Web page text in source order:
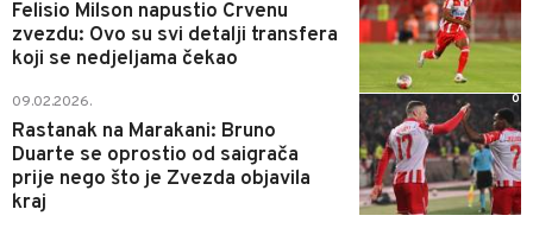
Felisio Milson napustio Crvenu
zvezdu: Ovo su svi detalji transfera
koji se nedjeljama čekao
09.02.2026.
Rastanak na Marakani: Bruno
Duarte se oprostio od saigrača
prije nego što je Zvezda objavila
kraj
0